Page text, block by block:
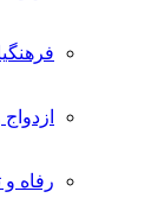
رفاه و